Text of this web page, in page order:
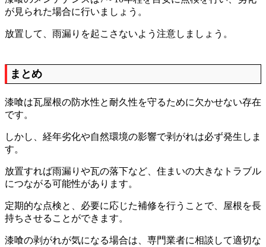
が見られた場合に行いましょう。
放置して、雨漏りを起こさないよう注意しましょう。
まとめ
漆喰は瓦屋根の防水性と耐久性を守るために欠かせない存在
です。
しかし、経年劣化や自然環境の影響で剥がれは必ず発生しま
す。
放置すれば雨漏りや瓦の落下など、住まいの大きなトラブル
につながる可能性があります。
定期的な点検と、必要に応じた補修を行うことで、屋根を長
持ちさせることができます。
漆喰の剥がれが気になる場合は、専門業者に相談して適切な